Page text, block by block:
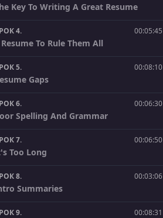
Key To Writing A Great Resume
4. 00:05:45
Resume To Rule Them All
5. 00:08:10
Gaps
6. 00:06:30
Spelling And Grammar
7. 00:06:50
Too Long
8. 00:03:06
Summaries
9. 00:08:31